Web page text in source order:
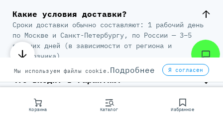
Корзина Каталог Избранное
Какие условия доставки?
Сроки доставки обычно составляют: 1 рабочий день
по Москве и Санкт-Петербургу, по России — 3–5
рабочих дней (в зависимости от региона и
перевозчика).
Что входит в гарантию?
Мы используем файлы cookie. Подробнее Я согласен